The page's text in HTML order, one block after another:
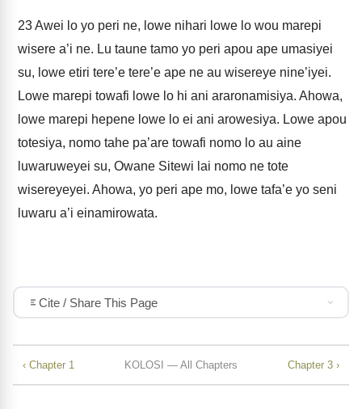
23Awei lo yo peri ne, lowe nihari lowe lo wou marepi
wisere a’i ne. Lu taune tamo yo peri apou ape umasiyei
su, lowe etiri tere’e tere’e ape ne au wisereye nine’iyei.
Lowe marepi towafi lowe lo hi ani araronamisiya. Ahowa,
lowe marepi hepene lowe lo ei ani arowesiya. Lowe apou
totesiya, nomo tahe pa’are towafi nomo lo au aine
luwaruweyei su, Owane Sitewi lai nomo ne tote
wisereyeyei. Ahowa, yo peri ape mo, lowe tafa’e yo seni
luwaru a’i einamirowata.
Cite / Share This Page
‹ Chapter 1 KOLOSI — All Chapters Chapter 3 ›